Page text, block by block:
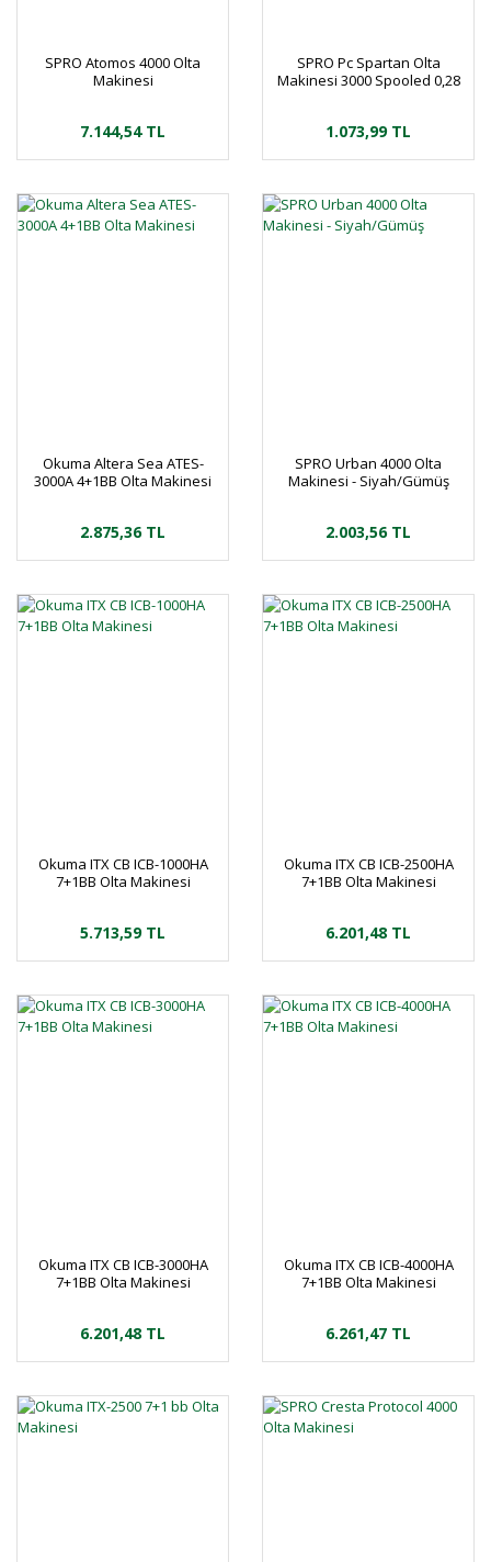
SPRO Atomos 4000 Olta
Makinesi
7.144,54 TL
SPRO Pc Spartan Olta
Makinesi 3000 Spooled 0,28
1.073,99 TL
Okuma Altera Sea ATES-
3000A 4+1BB Olta Makinesi
2.875,36 TL
SPRO Urban 4000 Olta
Makinesi - Siyah/Gümüş
2.003,56 TL
Okuma ITX CB ICB-1000HA
7+1BB Olta Makinesi
5.713,59 TL
Okuma ITX CB ICB-2500HA
7+1BB Olta Makinesi
6.201,48 TL
Okuma ITX CB ICB-3000HA
7+1BB Olta Makinesi
6.201,48 TL
Okuma ITX CB ICB-4000HA
7+1BB Olta Makinesi
6.261,47 TL